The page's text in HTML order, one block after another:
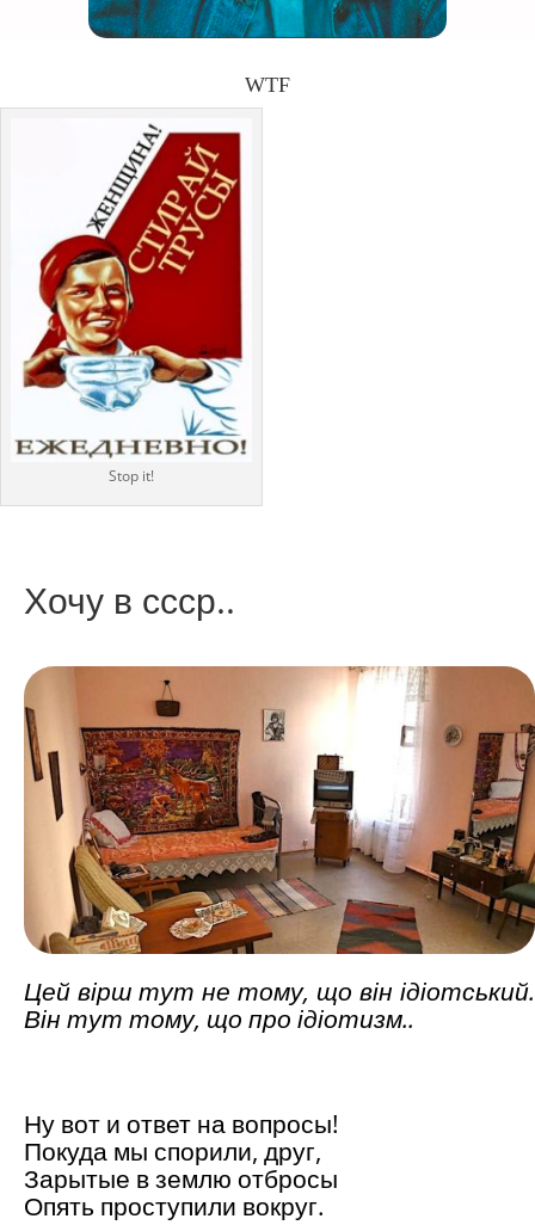
WTF
Stop it!
Хочу в ссср..
Цей вірш тут не тому, що він ідіотський.
Він тут тому, що про ідіотизм..
Ну вот и ответ на вопросы!
Покуда мы спорили, друг,
Зарытые в землю отбросы
Опять проступили вокруг.